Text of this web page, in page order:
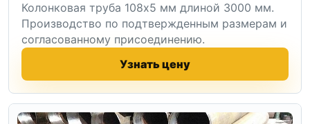
Колонковая труба 108x5 мм длиной 3000 мм.
Производство по подтвержденным размерам и
согласованному присоединению.
Узнать цену